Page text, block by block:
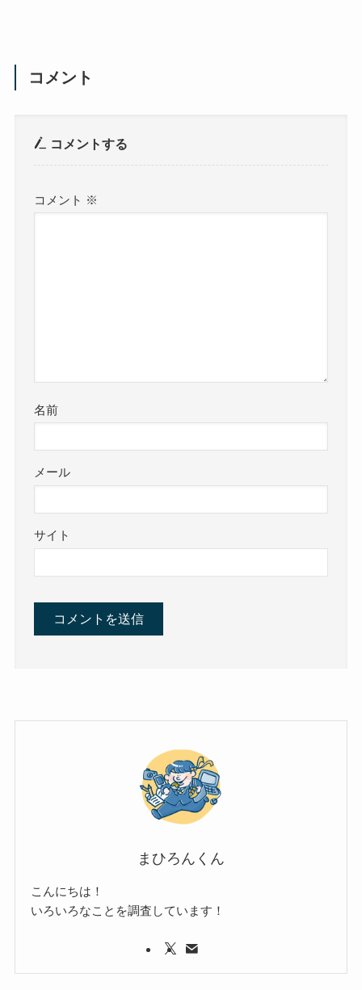
コメント
コメントする
コメント ※
名前
メール
サイト
まひろんくん
こんにちは！
いろいろなことを調査しています！